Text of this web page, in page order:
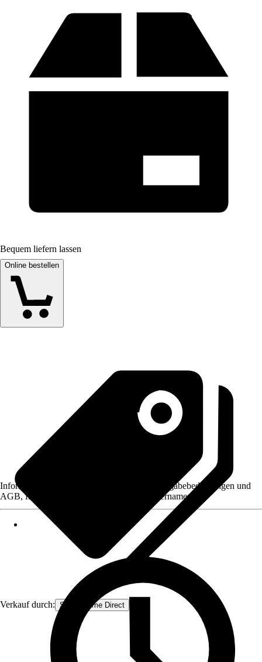
Bequem liefern lassen
Online bestellen
Verkauf durch: Smart Home Direct
Informationen des Verkäufers, wie z. B. Rückgabebedingungen und
AGB, finden Sie bei Klick auf den Verkäufernamen.